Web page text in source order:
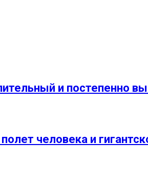
и постепенно
человека и